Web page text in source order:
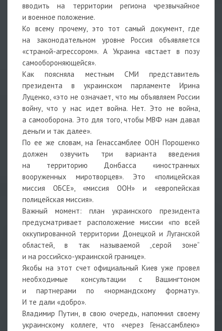
вводить на территории региона чрезвычайное
и военное положение.
Ко всему прочему, это тот самый документ, где
на законодательном уровне Россия объявляется
«страной-агрессором». А Украина «встает в позу
самообороняющейся».
Как поясняла местным СМИ представитель
президента в украинском парламенте Ирина
Луценко, «это не означает, что мы объявляем России
войну, что у нас идет война. Нет. Это не война,
а самооборона. Это для того, чтобы МВФ нам давал
деньги и так далее».
По ее же словам, на Генассамблее ООН Порошенко
должен озвучить три варианта введения
на территорию Донбасса «иностранных
вооруженных миротворцев». Это «полицейская
миссия ОБСЕ», «миссия ООН» и «европейская
полицейская миссия».
Важный момент: план украинского президента
предусматривает расположение миссии «по всей
оккупированной территории Донецкой и Луганской
областей, в так называемой „серой зоне“
и на российско-украинской границе».
Якобы на этот счет официальный Киев уже провел
необходимые консультации с Вашингтоном
и партнерами по «нормандскому формату».
И те дали «добро».
Владимир Путин, в свою очередь, напомнил своему
украинскому коллеге, что «через Генассамблею»